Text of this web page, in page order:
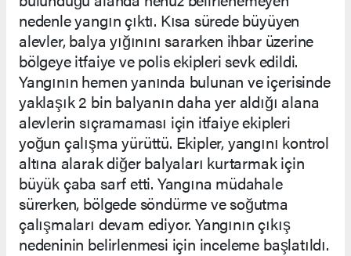
nedenle yangın çıktı. Kısa sürede büyüyen
alevler, balya yığınını sararken ihbar üzerine
bölgeye itfaiye ve polis ekipleri sevk edildi.
Yangının hemen yanında bulunan ve içerisinde
yaklaşık 2 bin balyanın daha yer aldığı alana
alevlerin sıçramaması için itfaiye ekipleri
yoğun çalışma yürüttü. Ekipler, yangını kontrol
altına alarak diğer balyaları kurtarmak için
büyük çaba sarf etti. Yangına müdahale
sürerken, bölgede söndürme ve soğutma
çalışmaları devam ediyor. Yangının çıkış
nedeninin belirlenmesi için inceleme başlatıldı.